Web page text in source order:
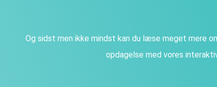
Og sidst men ikke mindst kan du læse meget mere
opdagelse med vores